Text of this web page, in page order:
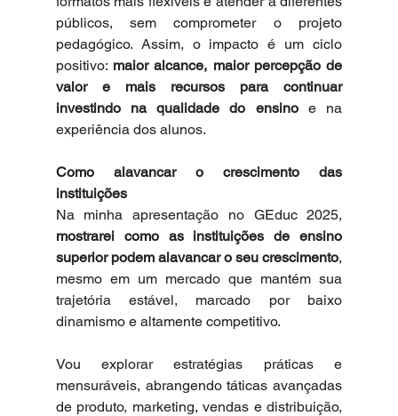
públicos, sem comprometer o projeto
pedagógico. Assim, o impacto é um ciclo
positivo: maior alcance, maior percepção de
valor e mais recursos para continuar
investindo na qualidade do ensino e na
experiência dos alunos.
Como alavancar o crescimento das
instituições
mostrarei como as instituições de ensino
superior podem alavancar o seu crescimento,
mesmo em um mercado que mantém sua
trajetória estável, marcado por baixo
dinamismo e altamente competitivo.
Vou explorar estratégias práticas e
mensuráveis, abrangendo táticas avançadas
de produto, marketing, vendas e distribuição,